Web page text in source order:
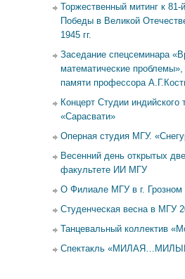
Торжественный митинг к 81-
Победы в Великой
1945 гг.
Заседание спецсеминара
математические
памяти профессора
Концерт Студии индийского
«Сарасвати»
Оперная студия МГУ.
Весенний день открытых
факультете ИИ МГУ
О Филиале МГУ в г. Грозном
Студенческая весна в МГУ
Танцевальный коллектив
Спектакль